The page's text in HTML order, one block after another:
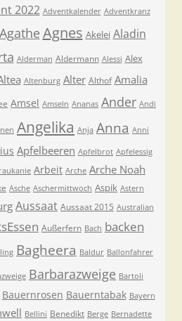
2022 Adventkalender Adventkranz
Agathe Agnes Akelei Aladin
Alderman Aldermann Alessi Alex
Altenburg Alter Althof Amalia
Amsel Amseln Ananas Ander Andi
Angelika Anja Anna Anni
Apfelbeeren Apfelbrot Apfelessig
Arbeit Arche Arche Noah
Asche Aschermittwoch Aspik Astern
Aussaat Aussaat 2015 Australian
Außerfern Bach backen
Bagheera Baldur Ballonfahrer
Barbarazweige Bartoli
Bauernrosen Bauerntabak Bayern
Bellini Benedikt Berge Bernadette